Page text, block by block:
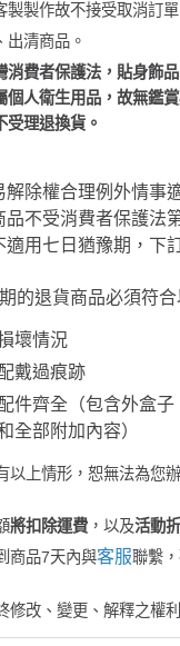
製製作故不接受取消訂單
出清商品。
消費者保護法，貼身飾
個人衛生用品，故無鑑
受理退換貨。
解除權合理例外情事
品不受消費者保護法
適用七日猶豫期，下
的退貨商品必須符合
壞情況
戴過痕跡
件齊全（包含外盒子
全部附加內容）
以上情形，恕無法為您
將扣除運費，以及活動
商品7天內與客服聯繫
修改、變更、解釋之權利